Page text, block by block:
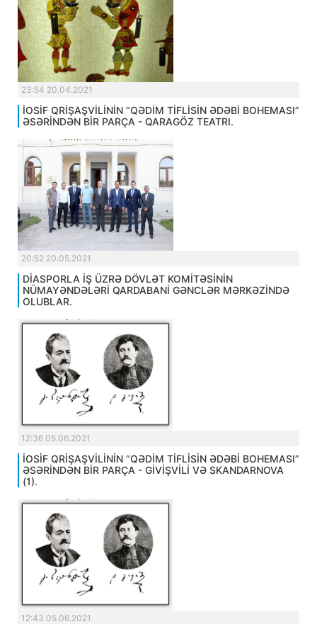
23:54 20.04.2021
İOSİF QRİŞAŞVİLİNİN “QƏDİM TİFLİSİN ƏDƏBİ BOHEMASI”
ƏSƏRİNDƏN BİR PARÇA - QARAGÖZ TEATRI.
20:52 20.05.2021
DİASPORLA İŞ ÜZRƏ DÖVLƏT KOMİTƏSİNİN
NÜMAYƏNDƏLƏRİ QARDABANİ GƏNCLƏR MƏRKƏZİNDƏ
OLUBLAR.
12:36 05.06.2021
İOSİF QRİŞAŞVİLİNİN “QƏDİM TİFLİSİN ƏDƏBİ BOHEMASI”
ƏSƏRİNDƏN BİR PARÇA - GİVİŞVİLİ VƏ SKANDARNOVA
(1).
12:43 05.06.2021